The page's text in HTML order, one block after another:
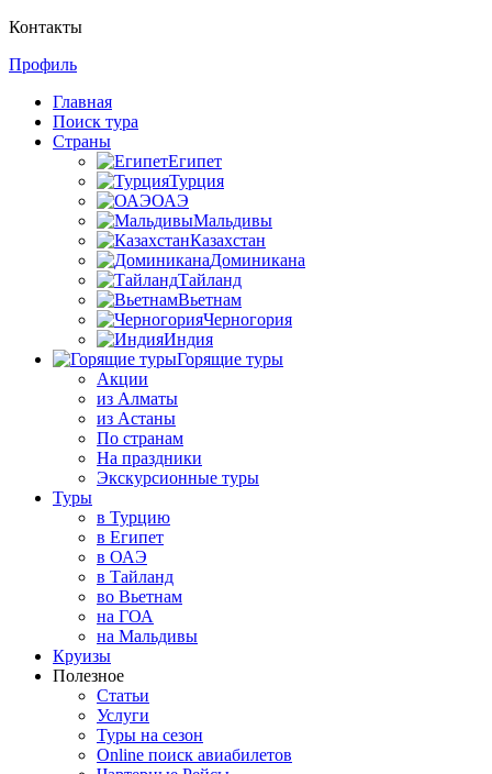
Контакты
Профиль
Главная
Поиск тура
Страны
Египет
Турция
ОАЭ
Мальдивы
Казахстан
Доминикана
Тайланд
Вьетнам
Черногория
Индия
Горящие туры
Акции
из Алматы
из Астаны
По странам
На праздники
Экскурсионные туры
Туры
в Турцию
в Египет
в ОАЭ
в Тайланд
во Вьетнам
на ГОА
на Мальдивы
Круизы
Полезное
Статьи
Услуги
Туры на сезон
Online поиск авиабилетов